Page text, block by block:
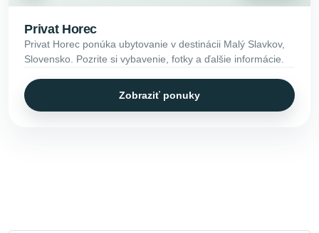
Privat Horec
Privat Horec ponúka ubytovanie v destinácii Malý Slavkov,
Slovensko. Pozrite si vybavenie, fotky a ďalšie informácie.
Zobraziť ponuky